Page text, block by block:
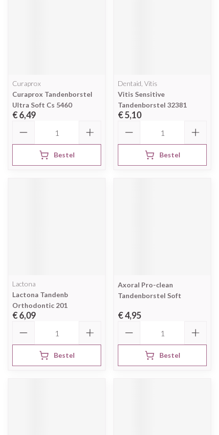
Curaprox
Curaprox Tandenborstel
Ultra Soft Cs 5460
€ 6,49
Bestel
Dentaid, Vitis
Vitis Sensitive
Tandenborstel 32381
€ 5,10
Bestel
Lactona
Lactona Tandenb
Orthodontic 201
€ 6,09
Bestel
Axoral Pro-clean
Tandenborstel Soft
€ 4,95
Bestel